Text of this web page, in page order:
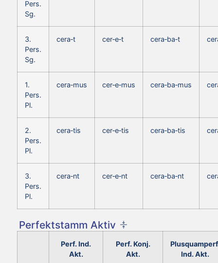
Pers.
Sg.
3.
Pers.
Sg.
cera‑t cer‑e‑t cera‑ba‑t
1.
Pers.
Pl.
cera‑mus cer‑e‑mus cera‑ba‑mus
2.
Pers.
Pl.
cera‑tis cer‑e‑tis cera‑ba‑tis
3.
Pers.
Pl.
cera‑nt cer‑e‑nt cera‑ba‑nt
Perfektstamm Aktiv
Perf. Ind.
Akt.
Perf. Konj.
Akt.
Ind. Akt.